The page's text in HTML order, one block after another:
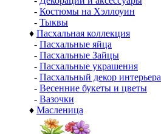
- Костюмы на Хэллоуин
- Тыквы
♦ Пасхальная коллекция
- Пасхальные яйца
- Пасхальные Зайцы
- Пасхальные украшения
- Пасхальный декор интерьера
- Весенние букеты и цветы
- Вазочки
♦ Масленица